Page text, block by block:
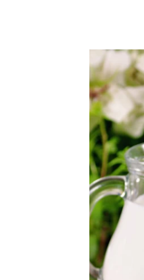
ממנה
חלב היו קטנות מאוד. ואפילו
את שוק החלב מצניחה
נמכרים, עם מחזור מכירות
המשקאות העצום, שכולל גם
גם במכונת קפה ביתית.